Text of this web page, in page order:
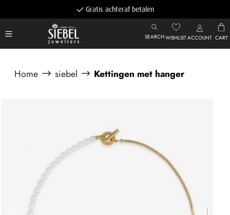
Gratis achteraf betalen
SEARCHWISHLISTACCOUNT CART
Home siebel Kettingen met hanger